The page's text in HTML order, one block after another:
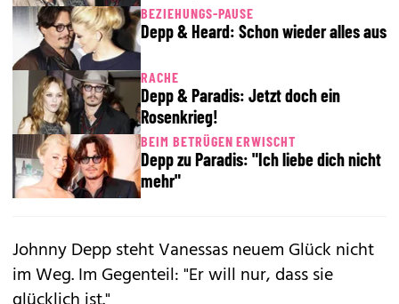
BEZIEHUNGS-PAUSE
Depp & Heard: Schon wieder alles aus
RACHE
Depp & Paradis: Jetzt doch ein
Rosenkrieg!
BEIM BETRÜGEN ERWISCHT
Depp zu Paradis: "Ich liebe dich nicht
mehr"
Johnny Deppsteht Vanessas neuem Glück nicht
im Weg. Im Gegenteil: "Er will nur, dass sie